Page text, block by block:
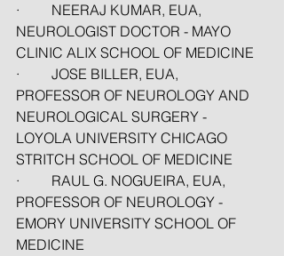
·         NEERAJ KUMAR, EUA,
NEUROLOGIST DOCTOR - MAYO
CLINIC ALIX SCHOOL OF MEDICINE
·         JOSE BILLER, EUA,
PROFESSOR OF NEUROLOGY AND
NEUROLOGICAL SURGERY -
LOYOLA UNIVERSITY CHICAGO
STRITCH SCHOOL OF MEDICINE
·         RAUL G. NOGUEIRA, EUA,
PROFESSOR OF NEUROLOGY -
EMORY UNIVERSITY SCHOOL OF
MEDICINE